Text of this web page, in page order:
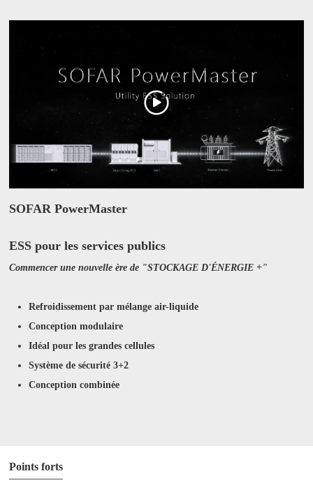
SOFAR PowerMaster
ESS pour les services publics
Commencer une nouvelle ère de "STOCKAGE D'ÉNERGIE +"
Refroidissement par mélange air-liquide
Conception modulaire
Idéal pour les grandes cellules
Système de sécurité 3+2
Conception combinée
Points forts